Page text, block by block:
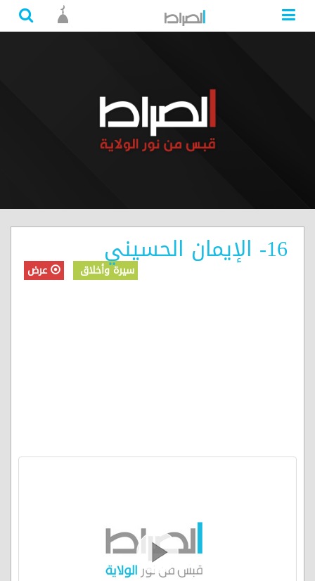
16- الإيمان الحسيني
سيرة وأخلاق عرض